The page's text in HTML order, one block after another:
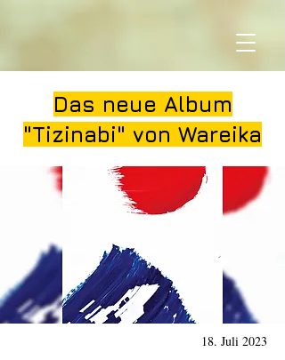
Das neue Album
"Tizinabi" von Wareika
18. Juli 2023